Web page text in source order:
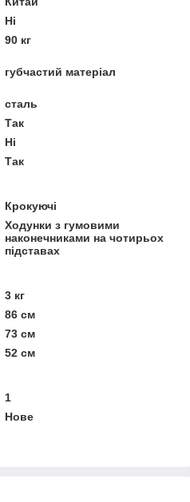
Ні
90 кг
губчастий матеріал
сталь
Так
Ні
Так
Крокуючі
Ходунки з гумовими
наконечниками на чотирьох
підставах
3 кг
86 см
73 см
52 см
1
Нове